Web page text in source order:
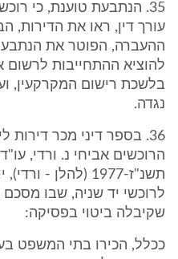
35. הנתבעת טוענת, כי
עורך דין, ראו את הדירות,
ההעברה, הפוטר את
להוציא ההתחייבות לרשום
בלשכת רישום המקרקעין,
נגדה.
36. בספר דיני מכר דירות
הרוכשים אביחי נ. ורדי,
לרוכשי יד שניה, שבו מסכם
שקיבלה ביטוי בפסיקה:
ככלל, הכירו בתי המשפט